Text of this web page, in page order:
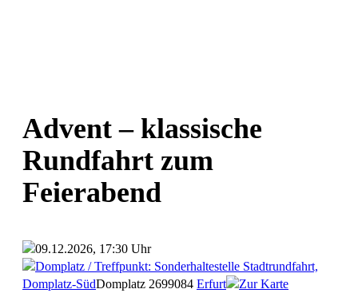
Advent – klassische
Rundfahrt zum
Feierabend
09.12.2026, 17:30 Uhr
Domplatz / Treffpunkt: Sonderhaltestelle Stadtrundfahrt,
Domplatz-SüdDomplatz 2699084 Erfurt
Zur Karte